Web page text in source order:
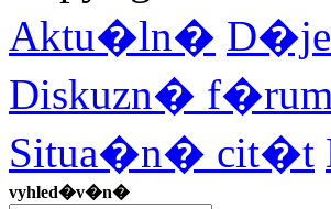
Aktu�ln� D�je
Diskuzn� f�rum
Situa�n� cit�t
vyhled�v�n�